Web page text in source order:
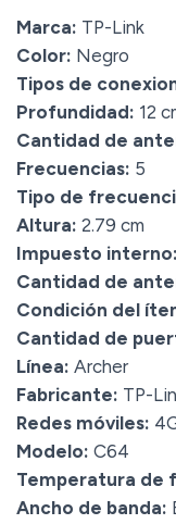
Marca: TP-Link
Color: Negro
Tipos de
Profundidad: 12
Cantidad de
Frecuencias: 5
Tipo de
Altura: 2.79 cm
Impuesto interno:
Cantidad de
Condición del
Cantidad de
Línea: Archer
Fabricante: TP-
Redes móviles:
Modelo: C64
Temperatura de
Ancho de banda: